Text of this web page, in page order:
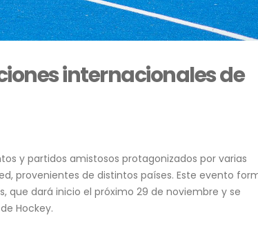
internacionales de
y partidos amistosos protagonizados por varias
provenientes de distintos países. Este evento
que dará inicio el próximo 29 de noviembre y se
Hockey.